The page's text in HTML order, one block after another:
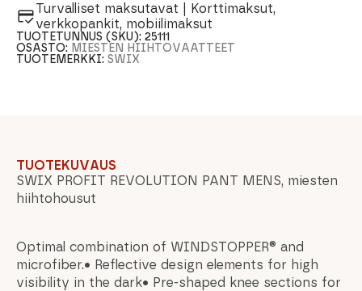
Turvalliset maksutavat | Korttimaksut,
verkkopankit, mobiilimaksut
TUOTETUNNUS (SKU):25111
OSASTO: MIESTEN HIIHTOVAATTEET
TUOTEMERKKI:SWIX
TUOTEKUVAUS
SWIX PROFIT REVOLUTION PANT MENS, miesten
hiihtohousut
Optimal combination of WINDSTOPPER® and
microfiber.• Reflective design elements for high
visibility in the dark• Pre-shaped knee sections for